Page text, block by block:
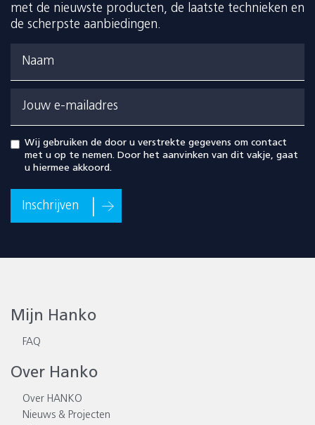
met de nieuwste producten, de laatste technieken en
de scherpste aanbiedingen.
Naam
Jouw e-mailadres
Wij gebruiken de door u verstrekte gegevens om contact
met u op te nemen. Door het aanvinken van dit vakje, gaat
u hiermee akkoord.
Inschrijven
Mijn Hanko
FAQ
Over Hanko
Over HANKO
Nieuws & Projecten